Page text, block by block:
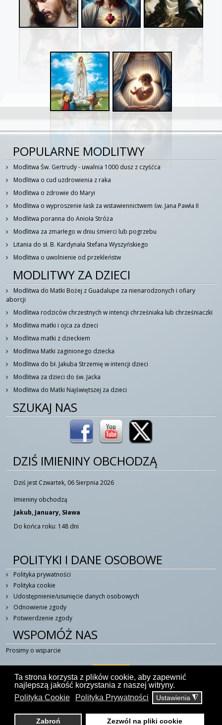
Ta strona korzysta z plików cookie, aby zapewnić
najlepszą jakość korzystania z naszej witryny.
Polityka Cookie
Polityka Prywatności Ustawienia ◮
Zabroń Zezwól na pliki cookie
POPULARNE MODLITWY
Modlitwa Św. Gertrudy - uwalnia 1000 dusz z czyśćca
Modlitwa o cud uzdrowienia z raka
Modlitwa o zdrowie do Maryi
Modlitwa o wyproszenie łask za wstawiennictwem św. Jana Pawła II
Modlitwa poranna do Anioła Stróża
Modlitwa za zmarłego w dniu śmierci lub pogrzebu
Litania do sł. B. Kardynała Stefana Wyszyńskiego
Modlitwa o uwolnienie od przekleństw
MODLITWY ZA DZIECI
Modlitwa do Matki Bożej z Guadalupe za nienarodzonych i ofiary
aborcji
Modlitwa rodziców chrzestnych w intencji chrześniaka lub chrześniaczki
Modlitwa matki i ojca za dzieci
Modlitwa matki z dzieckiem
Modlitwa Matki zaginionego dziecka
Modlitwa do bł. Jakuba Strzemię w intencji dzieci
Modlitwa za dzieci do św. Jacka
Modlitwa do Matki Najświętszej za dzieci
SZUKAJ NAS
DZIŚ IMIENINY OBCHODZĄ
Dziś jest Czwartek, 06 Sierpnia 2026
Imieniny obchodzą
Jakub, January, Sława
Do końca roku: 148 dni
POLITYKI I DANE OSOBOWE
Polityka prywatności
Polityka cookie
Udostępnienie/usunięcie danych osobowych
Odnowienie zgody
Potwierdzenie zgody
WSPOMÓŻ NAS
Prosimy o wsparcie
© 2014 - 2026 W Duchu Świętym - Portal Katolicki
kontakt@wduchuswietym.com